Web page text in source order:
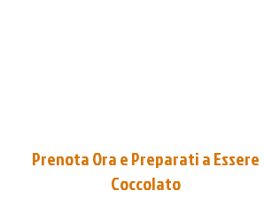
Prenota Ora e Preparati a Essere
Coccolato